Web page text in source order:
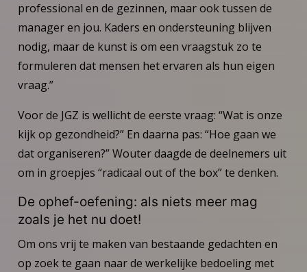
professional en de gezinnen, maar ook tussen de
manager en jou. Kaders en ondersteuning blijven
nodig, maar de kunst is om een vraagstuk zo te
formuleren dat mensen het ervaren als hun eigen
vraag.”
Voor de JGZ is wellicht de eerste vraag: “Wat is onze
kijk op gezondheid?” En daarna pas: “Hoe gaan we
dat organiseren?” Wouter daagde de deelnemers uit
om in groepjes “radicaal out of the box” te denken.
De ophef-oefening: als niets meer mag
zoals je het nu doet!
Om ons vrij te maken van bestaande gedachten en
op zoek te gaan naar de werkelijke bedoeling met